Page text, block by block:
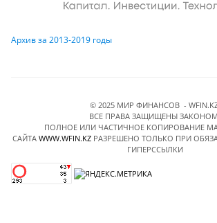
Архив за 2013-2019 годы
© 2025 МИР ФИНАНСОВ -
ВСЕ ПРАВА ЗАЩИЩЕНЫ
ПОЛНОЕ ИЛИ ЧАСТИЧНОЕ КОПИРОВАНИЕ
САЙТА WWW.WFIN.KZРАЗРЕШЕНО ТОЛЬКО ПРИ
ГИПЕРССЫЛКИ